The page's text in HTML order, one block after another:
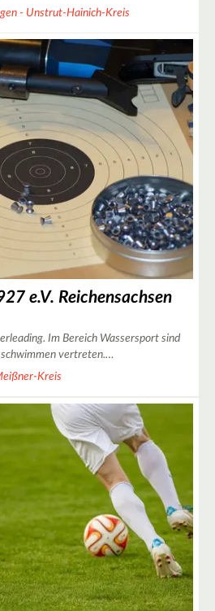
- Unstrut-Hainich-Kreis
e.V. Reichensachsen
Im Bereich Wassersport sind
vertreten.…
Kreis
2
2
14
2